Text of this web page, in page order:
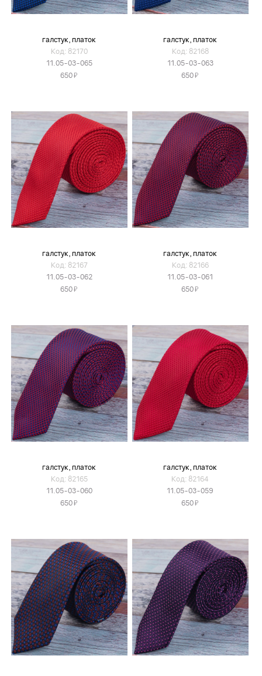
галстук, платок
Код: 82170
11.05-03-065
650Я
галстук, платок
Код: 82168
11.05-03-063
650Я
галстук, платок
Код: 82167
11.05-03-062
650Я
галстук, платок
Код: 82166
11.05-03-061
650Я
галстук, платок
Код: 82165
11.05-03-060
650Я
галстук, платок
Код: 82164
11.05-03-059
650Я